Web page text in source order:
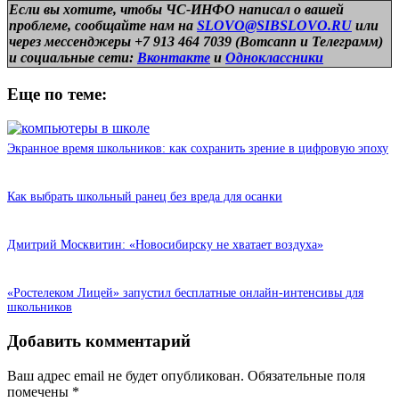
Если вы хотите, чтобы ЧС-ИНФО написал о вашей
проблеме, сообщайте нам на SLOVO@SIBSLOVO.RU или
через мессенджеры +7 913 464 7039 (Вотсапп и Телеграмм)
и социальные сети: Вконтакте и Одноклассники
Еще по теме:
Экранное время школьников: как сохранить зрение в цифровую эпоху
Как выбрать школьный ранец без вреда для осанки
Дмитрий Москвитин: «Новосибирску не хватает воздуха»
«Ростелеком Лицей» запустил бесплатные онлайн-интенсивы для
школьников
Добавить комментарий
Ваш адрес email не будет опубликован. Обязательные поля
помечены *